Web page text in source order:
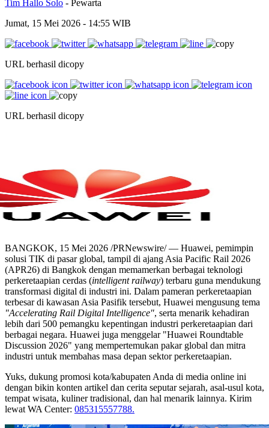
Tim Hallo Solo - Pewarta
Jumat, 15 Mei 2026 - 14:55 WIB
URL berhasil dicopy
URL berhasil dicopy
BANGKOK, 15 Mei 2026 /PRNewswire/ — Huawei, pemimpin
solusi TIK di pasar global, tampil di ajang Asia Pacific Rail 2026
(APR26) di Bangkok dengan memamerkan berbagai teknologi
perkeretaapian cerdas (intelligent railway) terbaru guna mendukung
transformasi digital di industri ini. Dalam pameran perkeretaapian
terbesar di kawasan Asia Pasifik tersebut, Huawei mengusung tema
"Accelerating Rail Digital Intelligence", serta menarik kehadiran
lebih dari 500 pemangku kepentingan industri perkeretaapian dari
berbagai negara. Huawei juga menggelar "Huawei Roundtable
Discussion 2026" yang mempertemukan pakar global dan mitra
industri untuk membahas masa depan sektor perkeretaapian.
Yuks, dukung promosi kota/kabupaten Anda di media online ini
dengan bikin konten artikel dan cerita seputar sejarah, asal-usul kota,
tempat wisata, kuliner tradisional, dan hal menarik lainnya. Kirim
lewat WA Center: 085315557788.